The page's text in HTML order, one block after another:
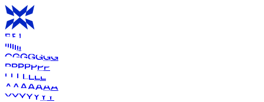
B B B
IIIIIII
GGGGGGG
PPPPPPP
L L L LLLL
A AAAAAA
YYYYY Y Y